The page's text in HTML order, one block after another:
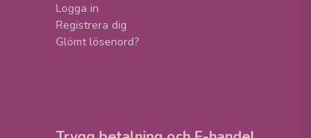
Logga in
Registrera dig
Glömt lösenord?